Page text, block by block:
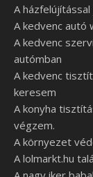
A
A kedvenc autó
A kedvenc
autómban
A kedvenc
keresem
A konyha
végzem.
A környezet
A lolmarkt.hu